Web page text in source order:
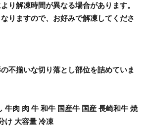
り解凍時間が異なる場合があります。
りますので、お好みで解凍してくださ
不揃いな切り落とし部位を詰めていま
牛肉 肉 牛 和牛 国産牛 国産 長崎和牛 焼
け 大容量 冷凍